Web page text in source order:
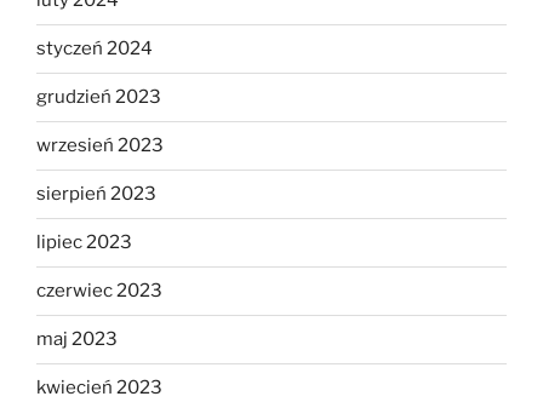
styczeń 2024
grudzień 2023
wrzesień 2023
sierpień 2023
lipiec 2023
czerwiec 2023
maj 2023
kwiecień 2023